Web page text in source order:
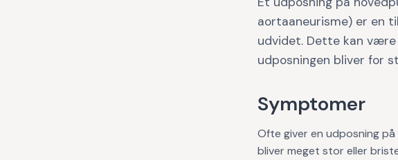
aortaaneurisme) er en
udvidet. Dette kan
udposningen bliver for
Symptomer
Ofte giver en udposning
bliver meget stor eller